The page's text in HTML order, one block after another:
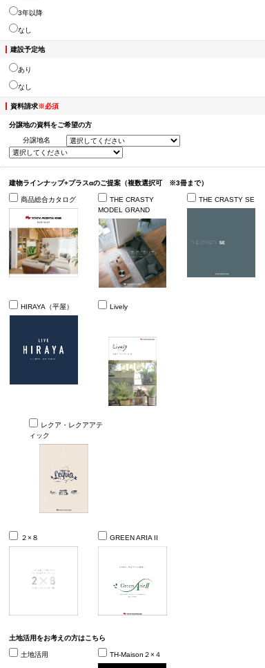
3年以降
なし
建設予定地
あり
なし
資料請求※必須
分譲地の資料をご希望の方
分譲地名
建物ラインナップ+プラスαのご提案（複数選択可 ※3冊まで）
商品総合カタログ
THE CRASTY
MODEL GRAND
THE CRASTY SE
HIRAYA（平屋） Lively
レクア・レクアアテ
ィック
２×８ GREEN ARIA II
土地活用をお考えの方はこちら
土地活用 TH-Maison２×４